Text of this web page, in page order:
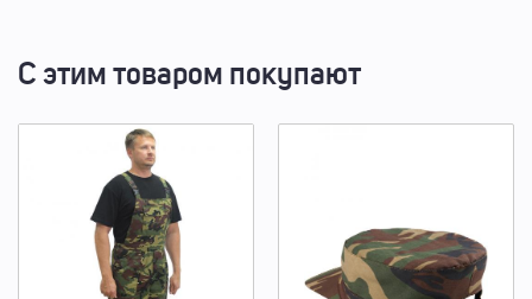
С этим товаром покупают